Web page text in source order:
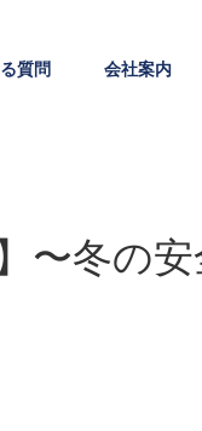
質問 会社案内
〜冬の